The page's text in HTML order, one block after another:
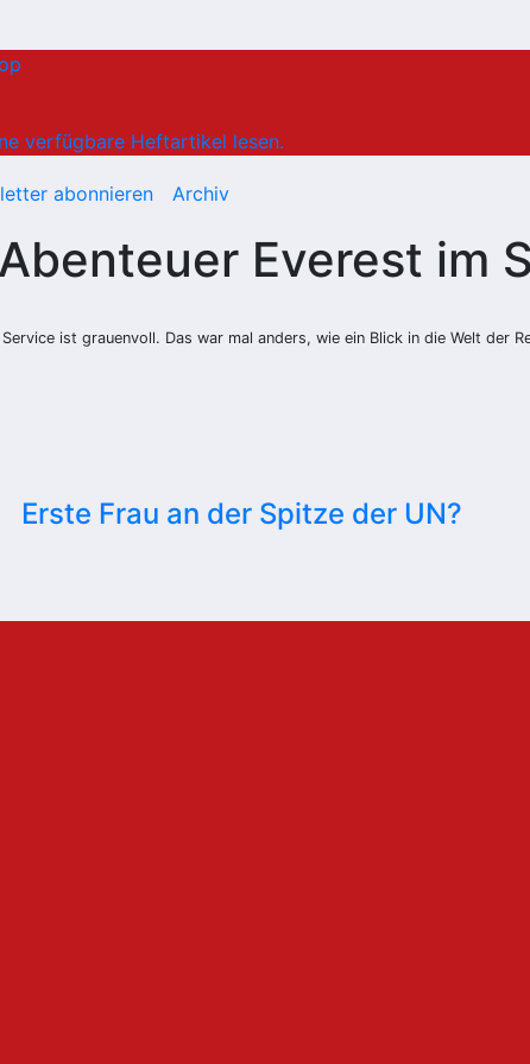
verfügbare Heftartikel lesen.
abonnieren Archiv
Everest im
ist grauenvoll. Das war mal anders, wie ein Blick in die Welt der
Erste Frau an der Spitze der UN?